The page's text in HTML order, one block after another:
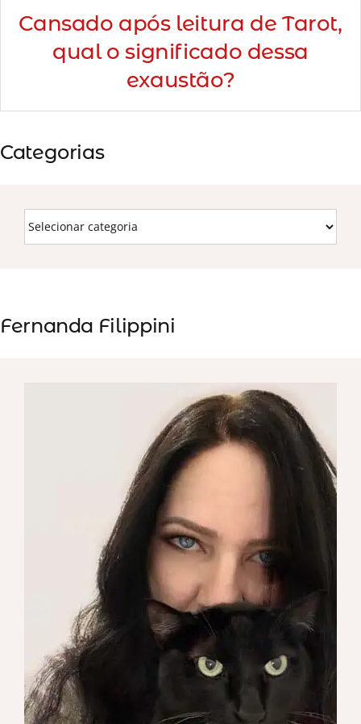
Cansado após leitura de Tarot,
qual o significado dessa
exaustão?
Categorias
Fernanda Filippini